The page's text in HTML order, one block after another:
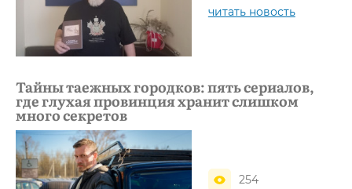
читать новость
Тайны таежных городков: пять сериалов,
где глухая провинция хранит слишком
много секретов
254